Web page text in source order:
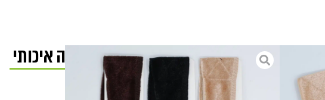
סרט הקסם לייס מונע החלקה איכותי
סרט מונע החלקה למטפחת